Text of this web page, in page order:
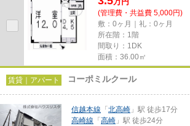
(管理費・共益費 5,000円)
敷：0ヶ月｜礼：0ヶ月
所在階：1階
間取り：1DK
面積：36.00㎡
賃貸｜アパート コーポミルクール
信越本線 「 北高崎 」駅 徒歩17分
高崎線 「 高崎 」駅 徒歩24分